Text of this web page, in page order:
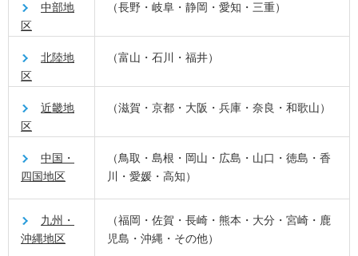
中部地
区
（長野・岐阜・静岡・愛知・三重）
北陸地
区
（富山・石川・福井）
近畿地
区
（滋賀・京都・大阪・兵庫・奈良・和歌山）
中国・
四国地区
（鳥取・島根・岡山・広島・山口・徳島・香
川・愛媛・高知）
九州・
沖縄地区
（福岡・佐賀・長崎・熊本・大分・宮崎・鹿
児島・沖縄・その他）